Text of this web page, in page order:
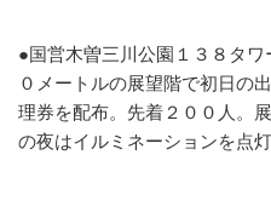
●国営木曽三川公園１３８タワ
０メートルの展望階で初日の
理券を配布。先着２００人。
の夜はイルミネーションを点灯